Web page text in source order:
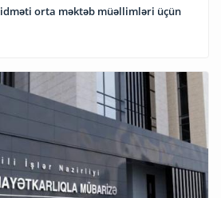
orta məktəb müəllimləri üçün